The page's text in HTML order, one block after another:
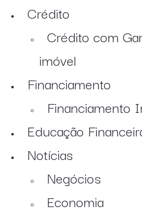
Crédito
Crédito com
imóvel
Financiamento
Financiamento
Educação
Notícias
Negócios
Economia